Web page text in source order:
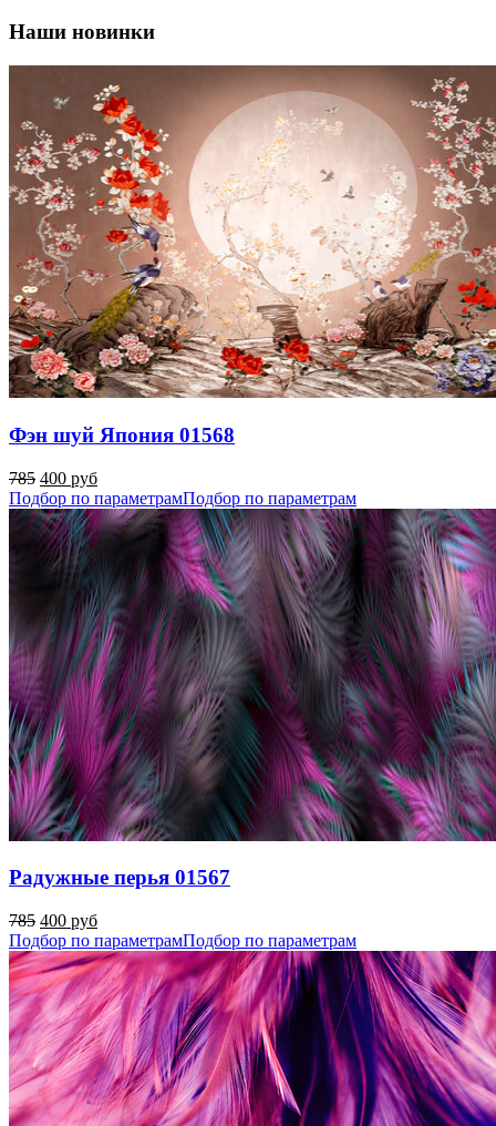
Наши новинки
Фэн шуй Япония 01568
785 400 руб
Подбор по параметрамПодбор по параметрам
Радужные перья 01567
785 400 руб
Подбор по параметрамПодбор по параметрам